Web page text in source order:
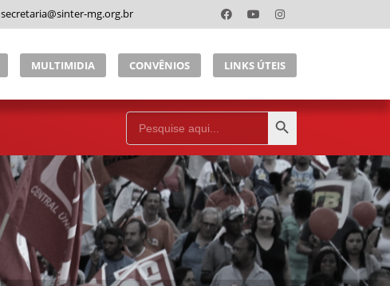
secretaria@sinter-mg.org.br
MULTIMIDIA CONVÊNIOS LINKS ÚTEIS
Search
for:
Search Button